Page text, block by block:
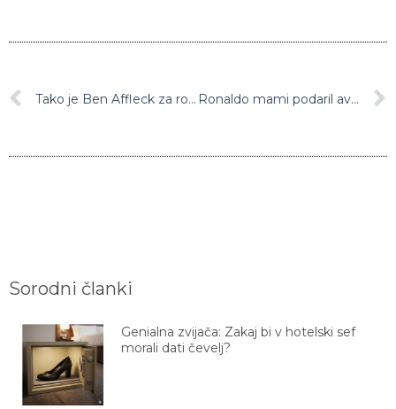
Tako je Ben Affleck za rojstni dan presenetil svojo novo punco (foto) Ronaldo mami podaril avto za 100.000 evrov
Sorodni članki
Genialna zvijača: Zakaj bi v hotelski sef
morali dati čevelj?